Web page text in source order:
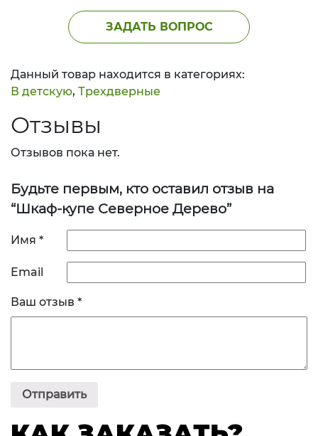
ЗАДАТЬ ВОПРОС
Данный товар находится в категориях:
В детскую, Трехдверные
Отзывы
Отзывов пока нет.
Будьте первым, кто оставил отзыв на
“Шкаф-купе Северное Дерево”
Имя *
Email
Ваш отзыв *